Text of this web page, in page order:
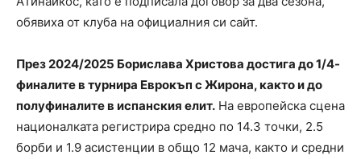
обявиха от клуба на официалния си сайт.
През 2024/2025 Борислава Христова достига до 1/4-
финалите в турнира Еврокъп с Жирона, както и до
полуфиналите в испанския елит. На европейска сцена
националката регистрира средно по 14.3 точки, 2.5
борби и 1.9 асистенции в общо 12 мача, както и средни